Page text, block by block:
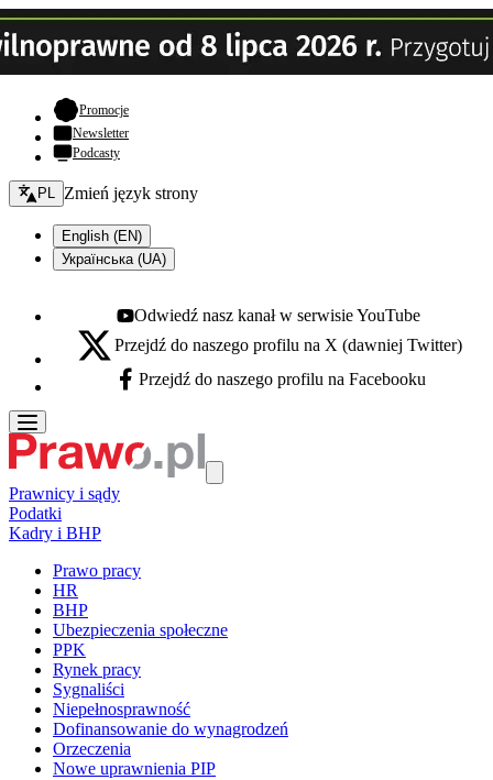
Promocje- otwiera się w nowej karcie
Newsletter
Podcasty
Zmień język - bieżący:
PL Zmień język strony
English (EN)
Українська (UA)
Youtube - otwiera się w nowej karcie
Odwiedź nasz kanał w serwisie YouTube
X - otwiera się w nowej karcie
Przejdź do naszego profilu na X (dawniej Twitter)
Facebook - otwiera się w nowej karcie
Przejdź do naszego profilu na Facebooku
Prawnicy i sądy
Podatki
Kadry i BHP
Prawo pracy
HR
BHP
Ubezpieczenia społeczne
PPK
Rynek pracy
Sygnaliści
Niepełnosprawność
Dofinansowanie do wynagrodzeń
Orzeczenia
Nowe uprawnienia PIP